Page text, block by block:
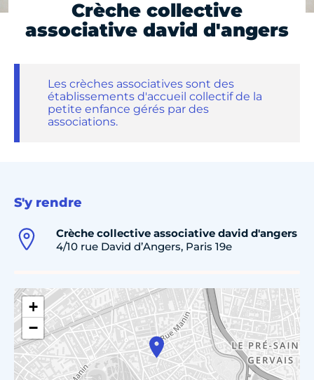
Crèche collective
associative david d'angers
Les crèches associatives sont des
établissements d'accueil collectif de la
petite enfance gérés par des
associations.
S'y rendre
Crèche collective associative david d'angers
4/10 rue David d’Angers, Paris 19e
+
−